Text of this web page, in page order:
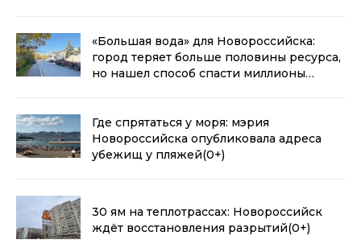
«Большая вода» для Новороссийска:
город теряет больше половины ресурса,
но нашел способ спасти миллионы
Где спрятаться у моря: мэрия
Новороссийска опубликовала адреса
убежищ у пляжей(0+)
30 ям на теплотрассах: Новороссийск
ждёт восстановления разрытий(0+)